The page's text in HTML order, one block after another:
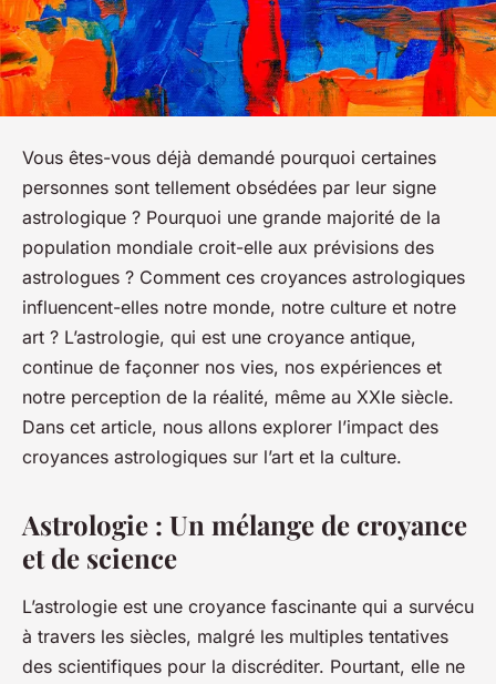
Vous êtes-vous déjà demandé pourquoi certaines
personnes sont tellement obsédées par leur signe
astrologique ? Pourquoi une grande majorité de la
population mondiale croit-elle aux prévisions des
astrologues ? Comment ces croyances astrologiques
influencent-elles notre monde, notre culture et notre
art ? L’astrologie, qui est une croyance antique,
continue de façonner nos vies, nos expériences et
notre perception de la réalité, même au XXIe siècle.
Dans cet article, nous allons explorer l’impact des
croyances astrologiques sur l’art et la culture.
Astrologie : Un mélange de croyance
et de science
L’astrologie est une croyance fascinante qui a survécu
à travers les siècles, malgré les multiples tentatives
des scientifiques pour la discréditer. Pourtant, elle ne